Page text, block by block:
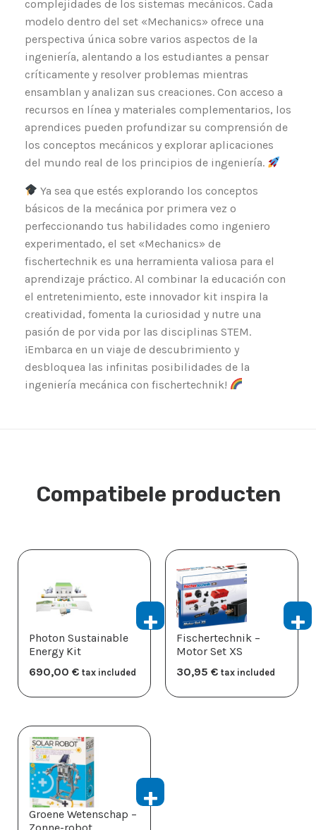
complejidades de los sistemas mecánicos. Cada
modelo dentro del set «Mechanics» ofrece una
perspectiva única sobre varios aspectos de la
ingeniería, alentando a los estudiantes a pensar
críticamente y resolver problemas mientras
ensamblan y analizan sus creaciones. Con acceso a
recursos en línea y materiales complementarios, los
aprendices pueden profundizar su comprensión de
los conceptos mecánicos y explorar aplicaciones
del mundo real de los principios de ingeniería.
Ya sea que estés explorando los conceptos
básicos de la mecánica por primera vez o
perfeccionando tus habilidades como ingeniero
experimentado, el set «Mechanics» de
fischertechnik es una herramienta valiosa para el
aprendizaje práctico. Al combinar la educación con
el entretenimiento, este innovador kit inspira la
creatividad, fomenta la curiosidad y nutre una
pasión de por vida por las disciplinas STEM.
¡Embarca en un viaje de descubrimiento y
desbloquea las infinitas posibilidades de la
ingeniería mecánica con fischertechnik!
Compatibele producten
Photon Sustainable
Energy Kit
690,00 ​€ tax included
Fischertechnik –
Motor Set XS
30,95 ​€ tax included
Groene Wetenschap –